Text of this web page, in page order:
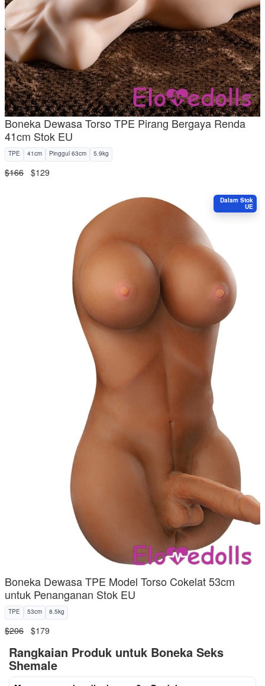
Boneka Dewasa Torso TPE Pirang Bergaya Renda
41cm Stok EU
TPE 41cm Pinggul 63cm 5.9kg
$166 $129
Dalam Stok
UE
Boneka Dewasa TPE Model Torso Cokelat 53cm
untuk Penanganan Stok EU
TPE 53cm 8.5kg
$206 $179
Rangkaian Produk untuk Boneka Seks
Shemale